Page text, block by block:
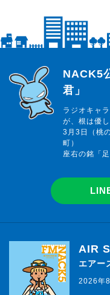
らじっと君
NACK5
君」
ラジオキャ
が、根は優
3月3日（桃
町）
座右の銘「足
AIR
エアー
2026年